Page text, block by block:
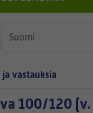
vastauksia
100/120